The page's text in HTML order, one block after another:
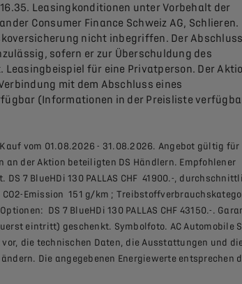
16.35. Leasingkonditionen unter Vorbehalt der
Consumer Finance Schweiz AG, Schlieren.
nicht inbegriffen. Der
sofern er zur Überschuldung des
Leasingbeispiel für eine Privatperson. Der
mit dem Abschluss eines
(Informationen in der Preisliste
vom 01.08.2026 - 31.08.2026. Angebot gültig für
an der Aktion beteiligten DS Händlern. Empfohlener
7 BlueHDi 130 PALLAS CHF 41900.-,
Emission 151 g/km ;
DS 7 BlueHDi 130 PALLAS CHF 43150.-.
eintritt) geschenkt. Symbolfoto. AC Automobile
die technischen Daten, die Ausstattungen und
Die angegebenen Energiewerte entsprechen